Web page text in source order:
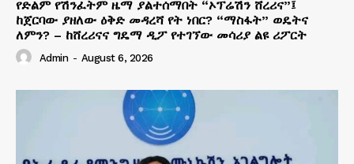
የድልም የሽንፈትም ዜማ ያልተሰማበት “ኦፕሬሽን ሸረሪና”፤
ከጀርባው ያዘለው ዕቅድ መዳረሻ የት ነበር? “ማስፋት” ወዴትና
ለምን? – ከሸረሪናና ግዴማ ዲፖ የተገኘው መሳሪያ ልዩ ሪፖርት
Admin - August 6, 2026